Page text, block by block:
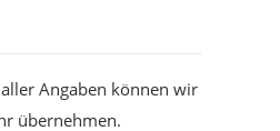
Angaben können wir
übernehmen.